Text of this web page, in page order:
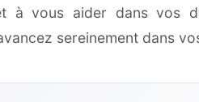
à vous aider dans vos
sereinement dans